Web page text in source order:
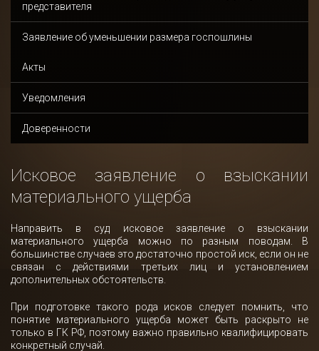
представителя
Заявление об уменьшении размера госпошлины
Акты
Уведомления
Доверенности
Исковое заявление о взыскании
материального ущерба
Направить в суд исковое заявление о взыскании
материального ущерба можно по разным поводам. В
большинстве случаев это достаточно простой иск, если он не
связан с действиями третьих лиц и установлением
дополнительных обстоятельств.
При подготовке такого рода исков следует помнить, что
понятие материального ущерба может быть раскрыто не
только в ГК РФ, поэтому важно правильно квалифицировать
конкретный случай.